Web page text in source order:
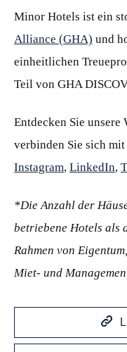
Minor Hotels ist ein
Alliance (GHA) und
einheitlichen
Teil von GHA
Entdecken Sie
verbinden Sie sich
Instagram, LinkedIn,
*Die Anzahl der
betriebene Hotels als
Rahmen von
Miet- und